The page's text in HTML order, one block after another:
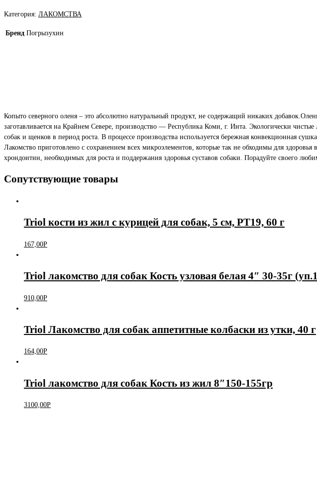
Категория: ЛАКОМСТВА
Бренд Погрызухин
Копыто северного оленя – это абсолютно натуральный продукт, не содержащий никаких
заготавливается на Крайнем Севере, производство — Республика Коми, г. Инта. Экологически
собак и щенков в период роста. В процессе производства используется бережная конвекционная
Лакомство приготовлено с сохранением всех микроэлементов, которые так не обходимы для
хрондоитин, необходимых для роста и поддержания здоровья суставов собаки. Порадуйте своего
Сопутствующие товары
Triol кости из жил с курицей для собак, 5 см, PT19, 60 г
167,00Р
Triol лакомство для собак Кость узловая белая 4″ 30-35г
910,00Р
Triol Лакомство для собак аппетитные колбаски из утки, 40 г
164,00Р
Triol лакомство для собак Кость из жил 8″150-155гр
3100,00Р